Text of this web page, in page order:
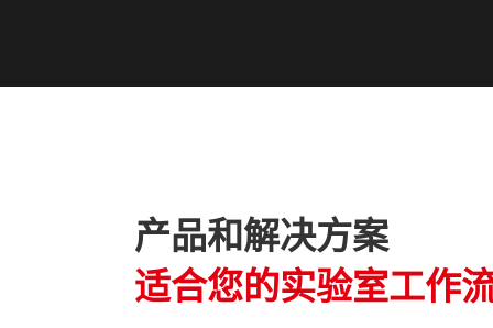
产品和解决方案
适合您的实验室工作